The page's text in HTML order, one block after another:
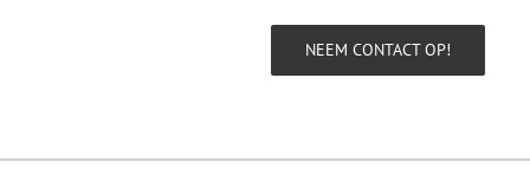
NEEM CONTACT OP!